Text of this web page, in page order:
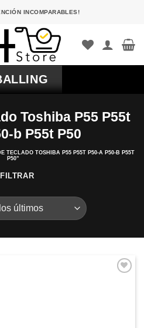
INCOMPARABLES!
Toshiba P55 P55t
b P55t P50
TECLADO TOSHIBA P55 P55T P50-A P50-B P55T
P50”
FILTRAR